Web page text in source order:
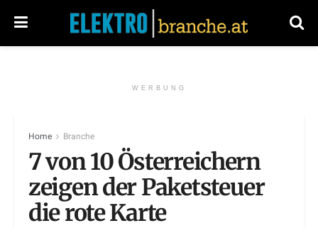
WERBUNG
Home Branche
7 von 10 Österreichern
zeigen der Paketsteuer
die rote Karte